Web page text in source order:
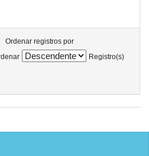
Ordenar registros por
Registro(s)